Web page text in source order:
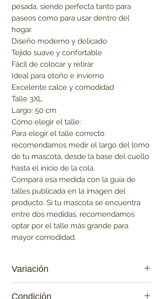
pesada, siendo perfecta tanto para
paseos como para usar dentro del
hogar.
Diseño moderno y delicado
Tejido suave y confortable
Fácil de colocar y retirar
Ideal para otoño e invierno
Excelente calce y comodidad
Talle 3XL
Largo: 50 cm
Cómo elegir el talle:
Para elegir el talle correcto
recomendamos medir el largo del lomo
de tu mascota, desde la base del cuello
hasta el inicio de la cola.
Compará esa medida con la guía de
talles publicada en la imagen del
producto. Si tu mascota se encuentra
entre dos medidas, recomendamos
optar por el talle más grande para
mayor comodidad.
Variación
Condición